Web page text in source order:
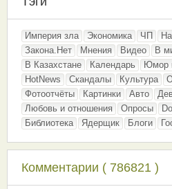
Империя зла Экономика ЧП
Закона.Нет
Мнения Видео В
В Казахстане
Календарь Юмор
HotNews
Скандалы Культура
Фотоотчёты
Картинки Авто
Любовь и отношения
Опросы
Библиотека
Ядерщик Блоги
Комментарии ( 786821 )